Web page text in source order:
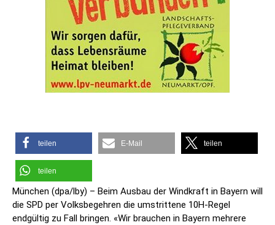
teilen E-Mail teilen
teilen
München (dpa/lby) – Beim Ausbau der Windkraft in Bayern will
die SPD per Volksbegehren die umstrittene 10H-Regel
endgültig zu Fall bringen. «Wir brauchen in Bayern mehrere